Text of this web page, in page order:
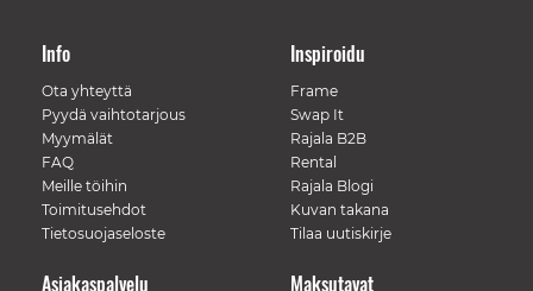
Info
Ota yhteyttä
Pyydä vaihtotarjous
Myymälät
FAQ
Meille töihin
Toimitusehdot
Tietosuojaseloste
Inspiroidu
Frame
Swap It
Rajala B2B
Rental
Rajala Blogi
Kuvan takana
Tilaa uutiskirje
Maksutavat
Asiakaspalvelu